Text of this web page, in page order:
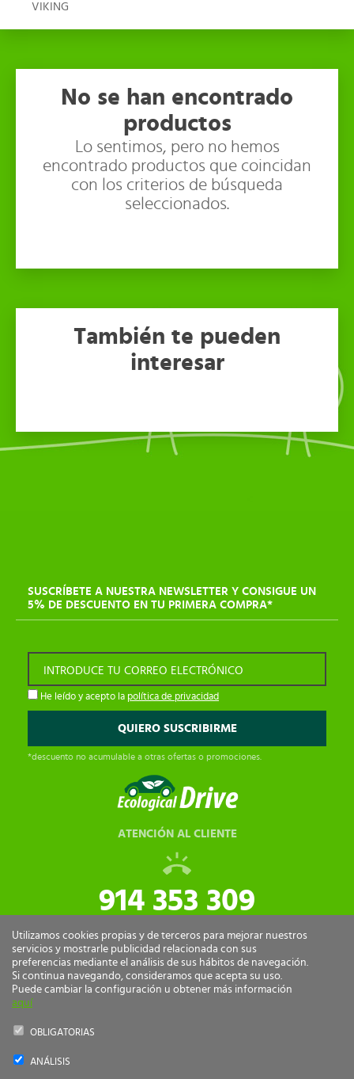
VIKING
No se han encontrado
productos
Lo sentimos, pero no hemos
encontrado productos que coincidan
con los criterios de búsqueda
seleccionados.
También te pueden
interesar
SUSCRÍBETE A NUESTRA NEWSLETTER Y CONSIGUE UN
5% DE DESCUENTO EN TU PRIMERA COMPRA*
INTRODUCE TU CORREO ELECTRÓNICO
He leído y acepto la política de privacidad
*descuento no acumulable a otras ofertas o promociones.
ATENCIÓN AL CLIENTE
914 353 309
tiendaonline@ecologicaldrive.com
Utilizamos cookies propias y de terceros para mejorar nuestros
servicios y mostrarle publicidad relacionada con sus
preferencias mediante el análisis de sus hábitos de navegación.
Si continua navegando, consideramos que acepta su uso.
Puede cambiar la configuración u obtener más información
aquí
OBLIGATORIAS
ANÁLISIS